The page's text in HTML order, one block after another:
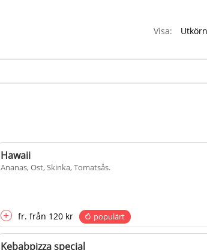
Visa:
Hawaii
Ananas, Ost, Skinka, Tomatsås.
+ fr. från 120 kr populärt
Kebabpizza special